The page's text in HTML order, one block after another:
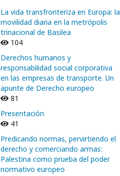
La vida transfronteriza en Europa: la
movilidad diaria en la metrópolis
trinacional de Basilea
104
Derechos humanos y
responsabilidad social corporativa
en las empresas de transporte. Un
apunte de Derecho europeo
81
Presentación
41
Predicando normas, pervirtiendo el
derecho y comerciando armas:
Palestina como prueba del poder
normativo europeo